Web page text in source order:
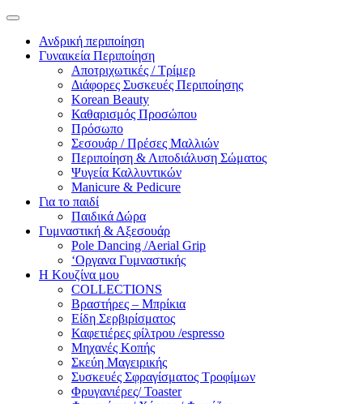
Ανδρική περιποίηση
Γυναικεία Περιποίηση
Αποτριχωτικές / Τρίμερ
Διάφορες Συσκευές Περιποίησης
Korean Beauty
Καθαρισμός Προσώπου
Πρόσωπο
Σεσουάρ / Πρέσες Μαλλιών
Περιποίηση & Λιποδιάλυση Σώματος
Ψυγεία Καλλυντικών
Manicure & Pedicure
Για το παιδί
Παιδικά Δώρα
Γυμναστική & Αξεσουάρ
Pole Dancing /Aerial Grip
‘Οργανα Γυμναστικής
Η Κουζίνα μου
COLLECTIONS
Βραστήρες – Μπρίκια
Είδη Σερβιρίσματος
Καφετιέρες φίλτρου /espresso
Μηχανές Κοπής
Σκεύη Μαγειρικής
Συσκευές Σφραγίσματος Τροφίμων
Φρυγανιέρες/ Toaster